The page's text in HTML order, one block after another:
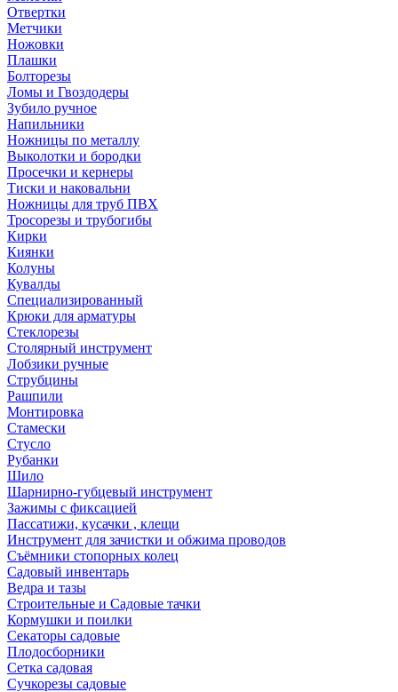
Отвертки
Метчики
Ножовки
Плашки
Болторезы
Ломы и Гвоздодеры
Зубило ручное
Напильники
Ножницы по металлу
Выколотки и бородки
Просечки и кернеры
Тиски и наковальни
Ножницы для труб ПВХ
Тросорезы и трубогибы
Кирки
Киянки
Колуны
Кувалды
Специализированный
Крюки для арматуры
Стеклорезы
Столярный инструмент
Лобзики ручные
Струбцины
Рашпили
Монтировка
Стамески
Стусло
Рубанки
Шило
Шарнирно-губцевый инструмент
Зажимы с фиксацией
Пассатижи, кусачки , клещи
Инструмент для зачистки и обжима проводов
Съёмники стопорных колец
Садовый инвентарь
Ведра и тазы
Строительные и Садовые тачки
Кормушки и поилки
Секаторы садовые
Плодосборники
Сетка садовая
Сучкорезы садовые